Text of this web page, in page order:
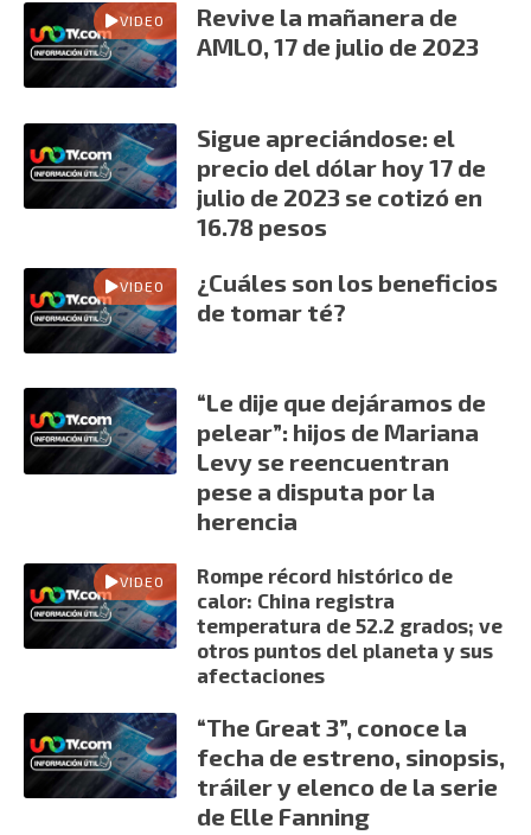
VIDEO
Revive la mañanera de
AMLO, 17 de julio de 2023
Sigue apreciándose: el
precio del dólar hoy 17 de
julio de 2023 se cotizó en
16.78 pesos
VIDEO
¿Cuáles son los beneficios
de tomar té?
“Le dije que dejáramos de
pelear”: hijos de Mariana
Levy se reencuentran
pese a disputa por la
herencia
VIDEO
Rompe récord histórico de
calor: China registra
temperatura de 52.2 grados; ve
otros puntos del planeta y sus
afectaciones
“The Great 3”, conoce la
fecha de estreno, sinopsis,
tráiler y elenco de la serie
de Elle Fanning